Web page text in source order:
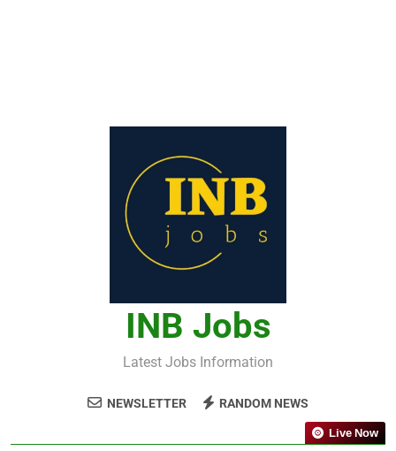
INB Jobs
Latest Jobs Information
NEWSLETTER RANDOM NEWS
Live Now